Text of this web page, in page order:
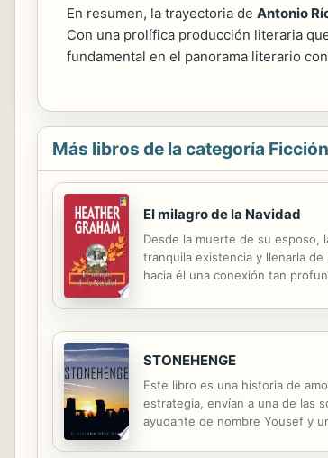
En resumen, la trayectoria de Antonio
Con una prolífica producción literaria
fundamental en el panorama literario
Más libros de la categoría Ficción
El milagro de la Navidad
Desde la muerte de su esposo,
tranquila existencia y llenarla
hacia él una conexión tan
STONEHENGE
Este libro es una historia de
estrategia, envían a una de las
ayudante de nombre Yousef y